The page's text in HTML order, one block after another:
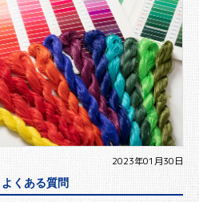
2023年01月30日
くある質問